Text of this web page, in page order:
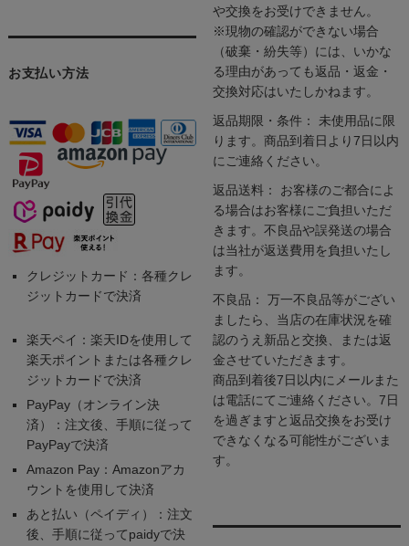
お支払い方法
クレジットカード：各種クレ
ジットカードで決済
楽天ペイ：楽天IDを使用して
楽天ポイントまたは各種クレ
ジットカードで決済
PayPay（オンライン決
済）：注文後、手順に従って
PayPayで決済
Amazon Pay：Amazonアカ
ウントを使用して決済
あと払い（ペイディ）：注文
後、手順に従ってpaidyで決
や交換をお受けできません。
※現物の確認ができない場合
（破棄・紛失等）には、いかな
る理由があっても返品・返金・
交換対応はいたしかねます。
返品期限・条件： 未使用品に限
ります。商品到着日より7日以内
にご連絡ください。
返品送料： お客様のご都合によ
る場合はお客様にご負担いただ
きます。不良品や誤発送の場合
は当社が返送費用を負担いたし
ます。
不良品： 万一不良品等がござい
ましたら、当店の在庫状況を確
認のうえ新品と交換、または返
金させていただきます。
商品到着後7日以内にメールまた
は電話にてご連絡ください。7日
を過ぎますと返品交換をお受け
できなくなる可能性がございま
す。